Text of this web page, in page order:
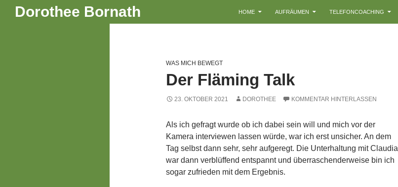
Dorothee Bornath
Suchen
HOME AUFRÄUMEN TELEFONCOACHING
WAS MICH BEWEGT
Der Fläming Talk
23. OKTOBER 2021 DOROTHEE KOMMENTAR HINTERLASSEN
Als ich gefragt wurde ob ich dabei sein will und mich vor der
Kamera interviewen lassen würde, war ich erst unsicher. An dem
Tag selbst dann sehr, sehr aufgeregt. Die Unterhaltung mit Claudia
war dann verblüffend entspannt und überraschenderweise bin ich
sogar zufrieden mit dem Ergebnis.